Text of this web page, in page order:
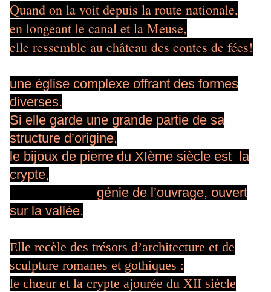
Quand on la voit depuis la route nationale,
en longeant le canal et la Meuse,
elle ressemble au château des contes de fées!
une église complexe offrant des formes
diverses.
Si elle garde une grande partie de sa
structure d’origine,
le bijoux de pierre du XIème siècle est la
crypte,
génie de l’ouvrage, ouvert
sur la vallée.
Elle recèle des trésors d’architecture et de
sculpture romanes et gothiques :
le chœur et la crypte ajourée du XII siècle